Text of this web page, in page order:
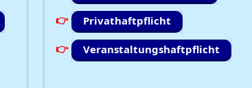
Privathaftpflicht
Veranstaltungshaftpflicht